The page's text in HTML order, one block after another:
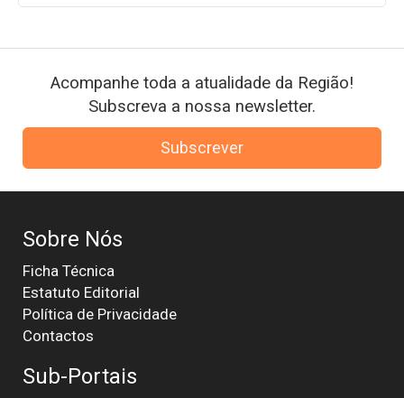
Acompanhe toda a atualidade da Região!
Subscreva a nossa newsletter.
Subscrever
Sobre Nós
Ficha Técnica
Estatuto Editorial
Política de Privacidade
Contactos
Sub-Portais